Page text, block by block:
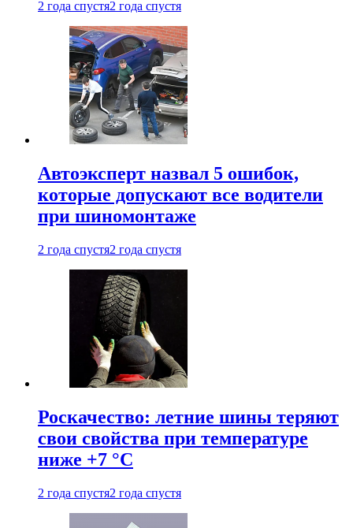
2 года спустя2 года спустя
Автоэксперт назвал 5 ошибок,
которые допускают все водители
при шиномонтаже
2 года спустя2 года спустя
Роскачество: летние шины теряют
свои свойства при температуре
ниже +7 °C
2 года спустя2 года спустя